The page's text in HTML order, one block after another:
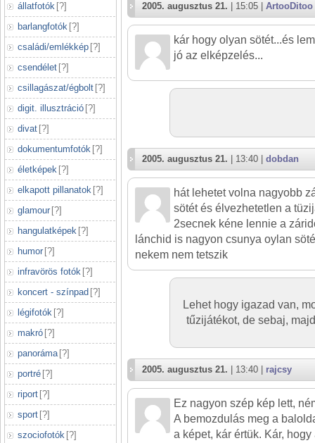
állatfotók [?]
barlangfotók [?]
családi/emlékkép [?]
csendélet [?]
csillagászat/égbolt [?]
digit. illusztráció [?]
divat [?]
dokumentumfotók [?]
életképek [?]
elkapott pillanatok [?]
glamour [?]
hangulatképek [?]
humor [?]
infravörös fotók [?]
koncert - színpad [?]
légifotók [?]
makró [?]
panoráma [?]
portré [?]
riport [?]
sport [?]
szociofotók [?]
2005. augusztus 21. | 15:05 | ArtooDitoo
kár hogy olyan sötét...és
jó az elképzelés...
2005. augusztus 21. | 13:40 | dobdan
hát lehetet volna nagyobb
sötét és élvezhetetlen a
2secnek kéne lennie a
lánchid is nagyon csunya oylan
nekem nem tetszik
Lehet hogy igazad van,
tűzijátékot, de sebaj,
2005. augusztus 21. | 13:40 | rajcsy
Ez nagyon szép kép lett,
A bemozdulás meg a
a képet, kár értük. Kár,